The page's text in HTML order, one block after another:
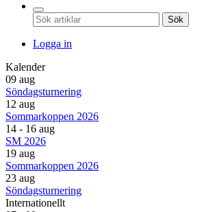
Sök
Logga in
Kalender
09 aug
Söndagsturnering
12 aug
Sommarkoppen 2026
14 - 16 aug
SM 2026
19 aug
Sommarkoppen 2026
23 aug
Söndagsturnering
Internationellt